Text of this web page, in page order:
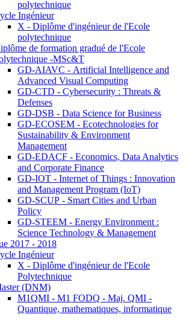
polytechnique
Ingénieur
X - Diplôme d'ingénieur de l'Ecole
polytechnique
de formation gradué de l'Ecole
-MSc&T
GD-AIAVC - Artificial Intelligence and
Advanced Visual Computing
GD-CTD - Cybersecurity : Threats &
Defenses
GD-DSB - Data Science for Business
GD-ECOSEM - Ecotechnologies for
Sustainability & Environment
Management
GD-EDACF - Economics, Data Analytics
and Corporate Finance
GD-IOT - Internet of Things : Innovation
and Management Program (IoT)
GD-SCUP - Smart Cities and Urban
Policy
GD-STEEM - Energy Environment :
Science Technology & Management
2017 - 2018
Ingénieur
X - Diplôme d'ingénieur de l'Ecole
Polytechnique
(DNM)
M1QMI - M1 FODQ - Maj. QMI -
Quantique, mathematiques, informatique